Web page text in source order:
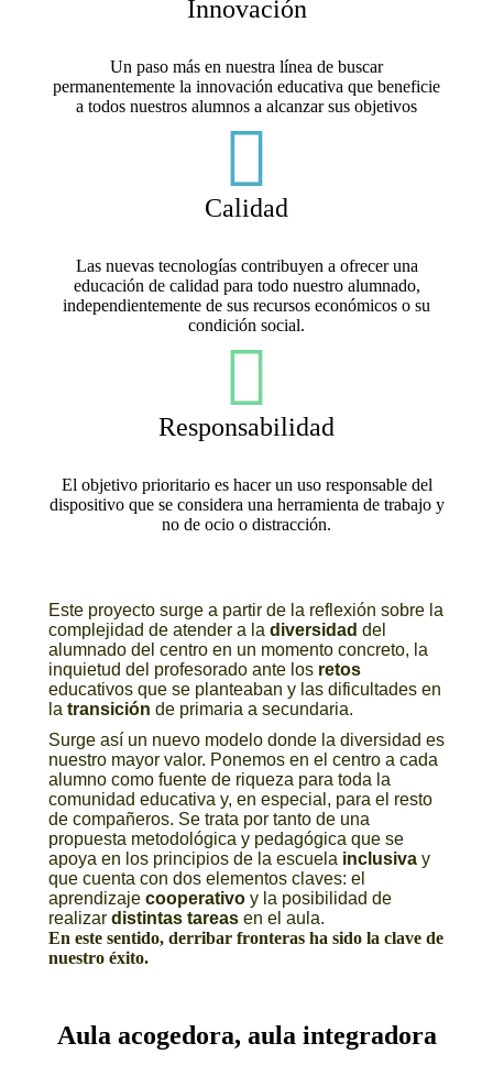
Innovación
Un paso más en nuestra línea de buscar
permanentemente la innovación educativa que beneficie
a todos nuestros alumnos a alcanzar sus objetivos
Calidad
Las nuevas tecnologías contribuyen a ofrecer una
educación de calidad para todo nuestro alumnado,
independientemente de sus recursos económicos o su
condición social.
Responsabilidad
El objetivo prioritario es hacer un uso responsable del
dispositivo que se considera una herramienta de trabajo y
no de ocio o distracción.
Este proyecto surge a partir de la reflexión sobre la
complejidad de atender a la diversidad del
alumnado del centro en un momento concreto, la
inquietud del profesorado ante los retos
educativos que se planteaban y las dificultades en
la transición de primaria a secundaria.
Surge así un nuevo modelo donde la diversidad es
nuestro mayor valor. Ponemos en el centro a cada
alumno como fuente de riqueza para toda la
comunidad educativa y, en especial, para el resto
de compañeros. Se trata por tanto de una
propuesta metodológica y pedagógica que se
apoya en los principios de la escuela inclusiva y
que cuenta con dos elementos claves: el
aprendizaje cooperativo y la posibilidad de
realizar distintas tareas en el aula.
En este sentido, derribar fronteras ha sido la clave de
nuestro éxito.
Aula acogedora, aula integradora